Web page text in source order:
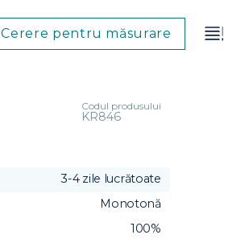
Cerere pentru măsurare
Codul produsului
KR846
3-4 zile lucrătoate
Monotonă
100%